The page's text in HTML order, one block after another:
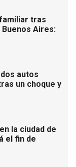
tras
Aires:
autos
un choque y
la ciudad de
el fin de